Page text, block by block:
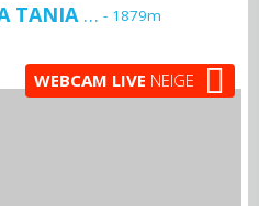
BLANC - 1879m
WEBCAM LIVE NEIGE